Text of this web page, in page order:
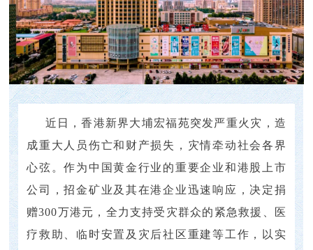
近日，香港新界大埔宏福苑突发严重火灾，造
成重大人员伤亡和财产损失，灾情牵动社会各界
心弦。作为中国黄金行业的重要企业和港股上市
公司，招金矿业及其在港企业迅速响应，决定捐
赠300万港元，全力支持受灾群众的紧急救援、医
疗救助、临时安置及灾后社区重建等工作，以实